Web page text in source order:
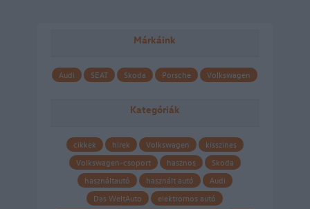
Márkáink
Audi SEAT Skoda Porsche Volkswagen
Kategóriák
cikkek hirek Volkswagen
kisszines
Volkswagen-csoport
hasznos
Skoda
használtautó
használt autó
Audi
Das WeltAuto
elektromos autó